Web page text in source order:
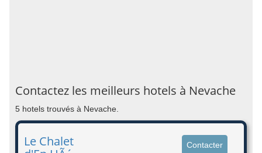
Contactez les meilleurs hotels à Nevache
5 hotels trouvés à Nevache.
Le Chalet
Contacter